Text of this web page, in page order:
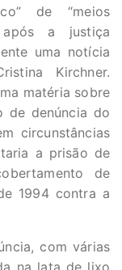
de “meios
a justiça
uma notícia
Kirchner.
matéria sobre
de denúncia do
circunstâncias
a prisão de
de
1994 contra a
com várias
na lata de lixo